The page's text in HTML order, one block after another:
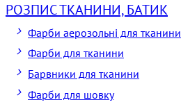
РОЗПИС ТКАНИНИ, БАТИК
Фарби аерозольні для тканини
Фарби для тканини
Барвники для тканини
Фарби для шовку